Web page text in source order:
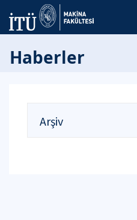
Haberler
Arşiv